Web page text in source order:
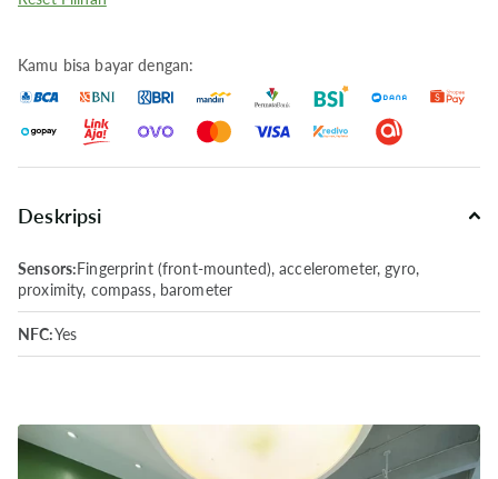
Kamu bisa bayar dengan:
Deskripsi
Sensors:Fingerprint (front-mounted), accelerometer, gyro,
proximity, compass, barometer
NFC:Yes
USB:Lightning, USB 2.0
Fast Charging Capability:No